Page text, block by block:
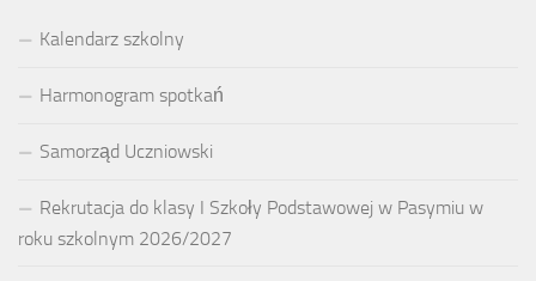
Kalendarz szkolny
Harmonogram spotkań
Samorząd Uczniowski
Rekrutacja do klasy I Szkoły Podstawowej w Pasymiu w
roku szkolnym 2026/2027